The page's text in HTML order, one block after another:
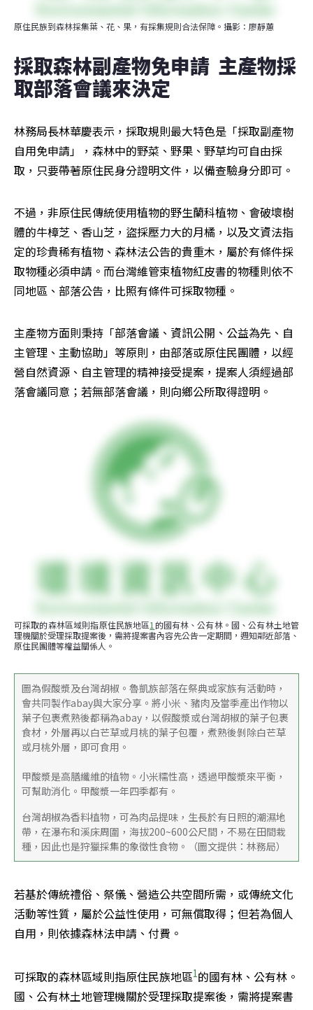
原住民族到森林採集葉、花、果，有採集規則合法保障。攝影：廖靜蕙
採取森林副產物免申請  主產物採
取部落會議來決定
林務局長林華慶表示，採取規則最大特色是「採取副產物
自用免申請」，森林中的野菜、野果、野草均可自由採
取，只要帶著原住民身分證明文件，以備查驗身分即可。
不過，非原住民傳統使用植物的野生蘭科植物、會破壞樹
體的牛樟芝、香山芝，盜採壓力大的月橘，以及文資法指
定的珍貴稀有植物、森林法公告的貴重木，屬於有條件採
取物種必須申請。而台灣維管束植物紅皮書的物種則依不
同地區、部落公告，比照有條件可採取物種。
主產物方面則秉持「部落會議、資訊公開、公益為先、自
主管理、主動協助」等原則，由部落或原住民團體，以經
營自然資源、自主管理的精神接受提案，提案人須經過部
落會議同意；若無部落會議，則向鄉公所取得證明。
可採取的森林區域則指原住民族地區1 的國有林、公有林。國、公有林土地管
理機關於受理採取提案後，需將提案書內容先公告一定期間，週知鄰近部落、
原住民團體等權益關係人。
圖為假酸漿及台灣胡椒。魯凱族部落在祭典或家族有活動時，
會共同製作abay與大家分享。將小米、豬肉及當季產出作物以
葉子包裹煮熟後都稱為abay，以假酸漿或台灣胡椒的葉子包裹
食材，外層再以白芒草或月桃的葉子包覆，煮熟後剝除白芒草
或月桃外層，即可食用。
甲酸漿是高膳纖維的植物。小米糯性高，透過甲酸漿來平衡，
可幫助消化。甲酸漿一年四季都有。
台灣胡椒為香料植物，可為肉品提味，生長於有日照的潮濕地
帶，在瀑布和溪床周圍，海拔200~600公尺間，不易在田間栽
種，因此也是狩獵採集的象徵性食物。（圖文提供：林務局）
若基於傳統禮俗、祭儀、營造公共空間所需，或傳統文化
活動等性質，屬於公益性使用，可無償取得；但若為個人
自用，則依據森林法申請、付費。
可採取的森林區域則指原住民族地區1的國有林、公有林。
國、公有林土地管理機關於受理採取提案後，需將提案書